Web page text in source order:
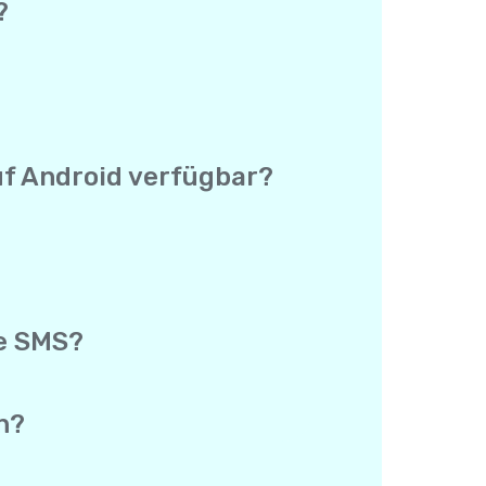
Android verfügbar?
das Android Testing
mehrere Kontakte einlädst.